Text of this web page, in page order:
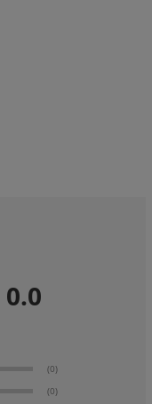
0.0
(0)
(0)